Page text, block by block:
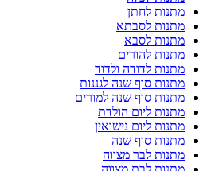
מתנות לחתן
מתנות לסבתא
מתנות לסבא
מתנות להורים
מתנות לדודה ולדוד
מתנות סוף שנה לגננות
מתנות סוף שנה למורים
מתנות ליום הולדת
מתנות ליום נישואין
מתנות סוף שנה
מתנות לבר מצווה